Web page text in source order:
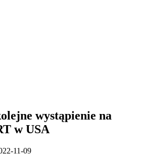
wystąpienie na
w USA
11-09